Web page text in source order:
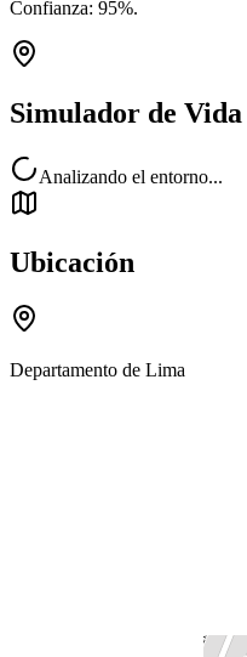
Confianza: 95%.
Simulador de Vida
Analizando el entorno...
Ubicación
Departamento de Lima